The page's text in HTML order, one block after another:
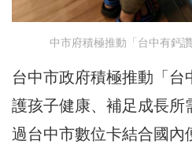
中市府積極推動「台中有鈣
台中市政府積極推動「台
護孩子健康、補足成長所
過台中市數位卡結合國內